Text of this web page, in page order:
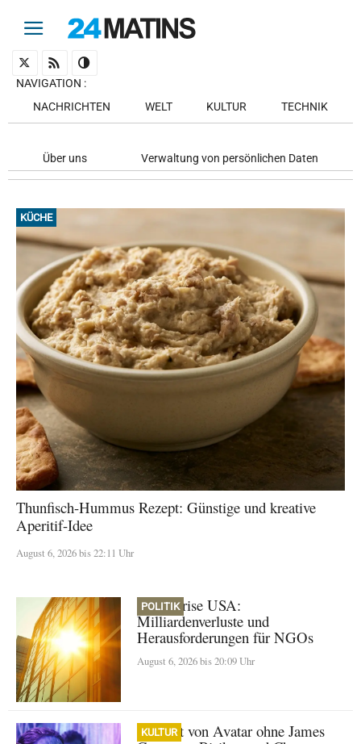
NAVIGATION :
NACHRICHTEN
WELT KULTUR TECHNIK
Über uns Verwaltung von persönlichen Daten
KÜCHE
Thunfisch-Hummus Rezept: Günstige und kreative
Aperitif-Idee
August 6, 2026 bis 22:11 Uhr
POLITIK
Klimakrise USA:
Milliardenverluste und
Herausforderungen für NGOs
August 6, 2026 bis 20:09 Uhr
KULTUR
Zukunft von Avatar ohne James